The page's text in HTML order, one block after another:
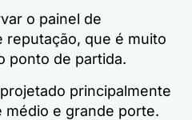
o painel de
reputação, que é muito
ponto de partida.
principalmente
médio e grande porte.